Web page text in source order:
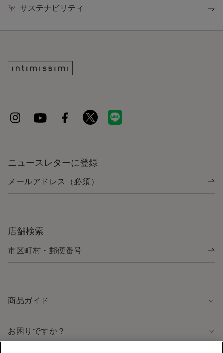
サステナビリティ
ニュースレターに登録
店舗検索
商品ガイド
お困りですか？